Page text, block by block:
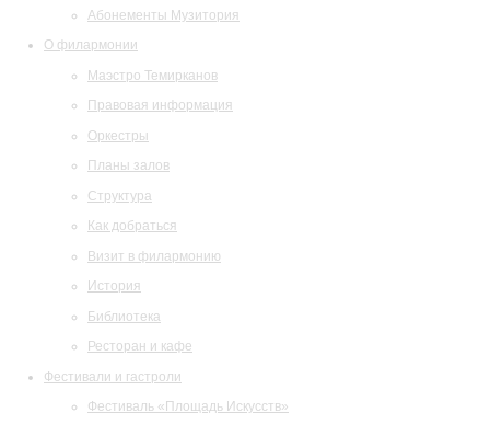
Абонементы Музитория
О филармонии
Маэстро Темирканов
Правовая информация
Оркестры
Планы залов
Структура
Как добраться
Визит в филармонию
История
Библиотека
Ресторан и кафе
Фестивали и гастроли
Фестиваль «Площадь Искусств»